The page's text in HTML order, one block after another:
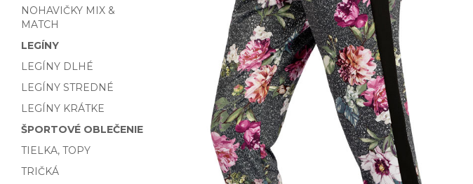
NOHAVIČKY MIX &
MATCH
LEGÍNY
LEGÍNY DLHÉ
LEGÍNY STREDNÉ
LEGÍNY KRÁTKE
ŠPORTOVÉ OBLEČENIE
TIELKA, TOPY
TRIČKÁ